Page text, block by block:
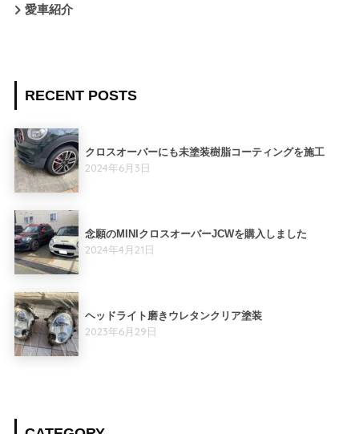
愛車紹介
RECENT POSTS
クロスオーバーにも未塗装樹脂コーティングを施工
2024年6月3日
念願のMINIクロスオーバーJCWを購入しました
2024年4月21日
ヘッドライト磨きウレタンクリア塗装
2023年6月29日